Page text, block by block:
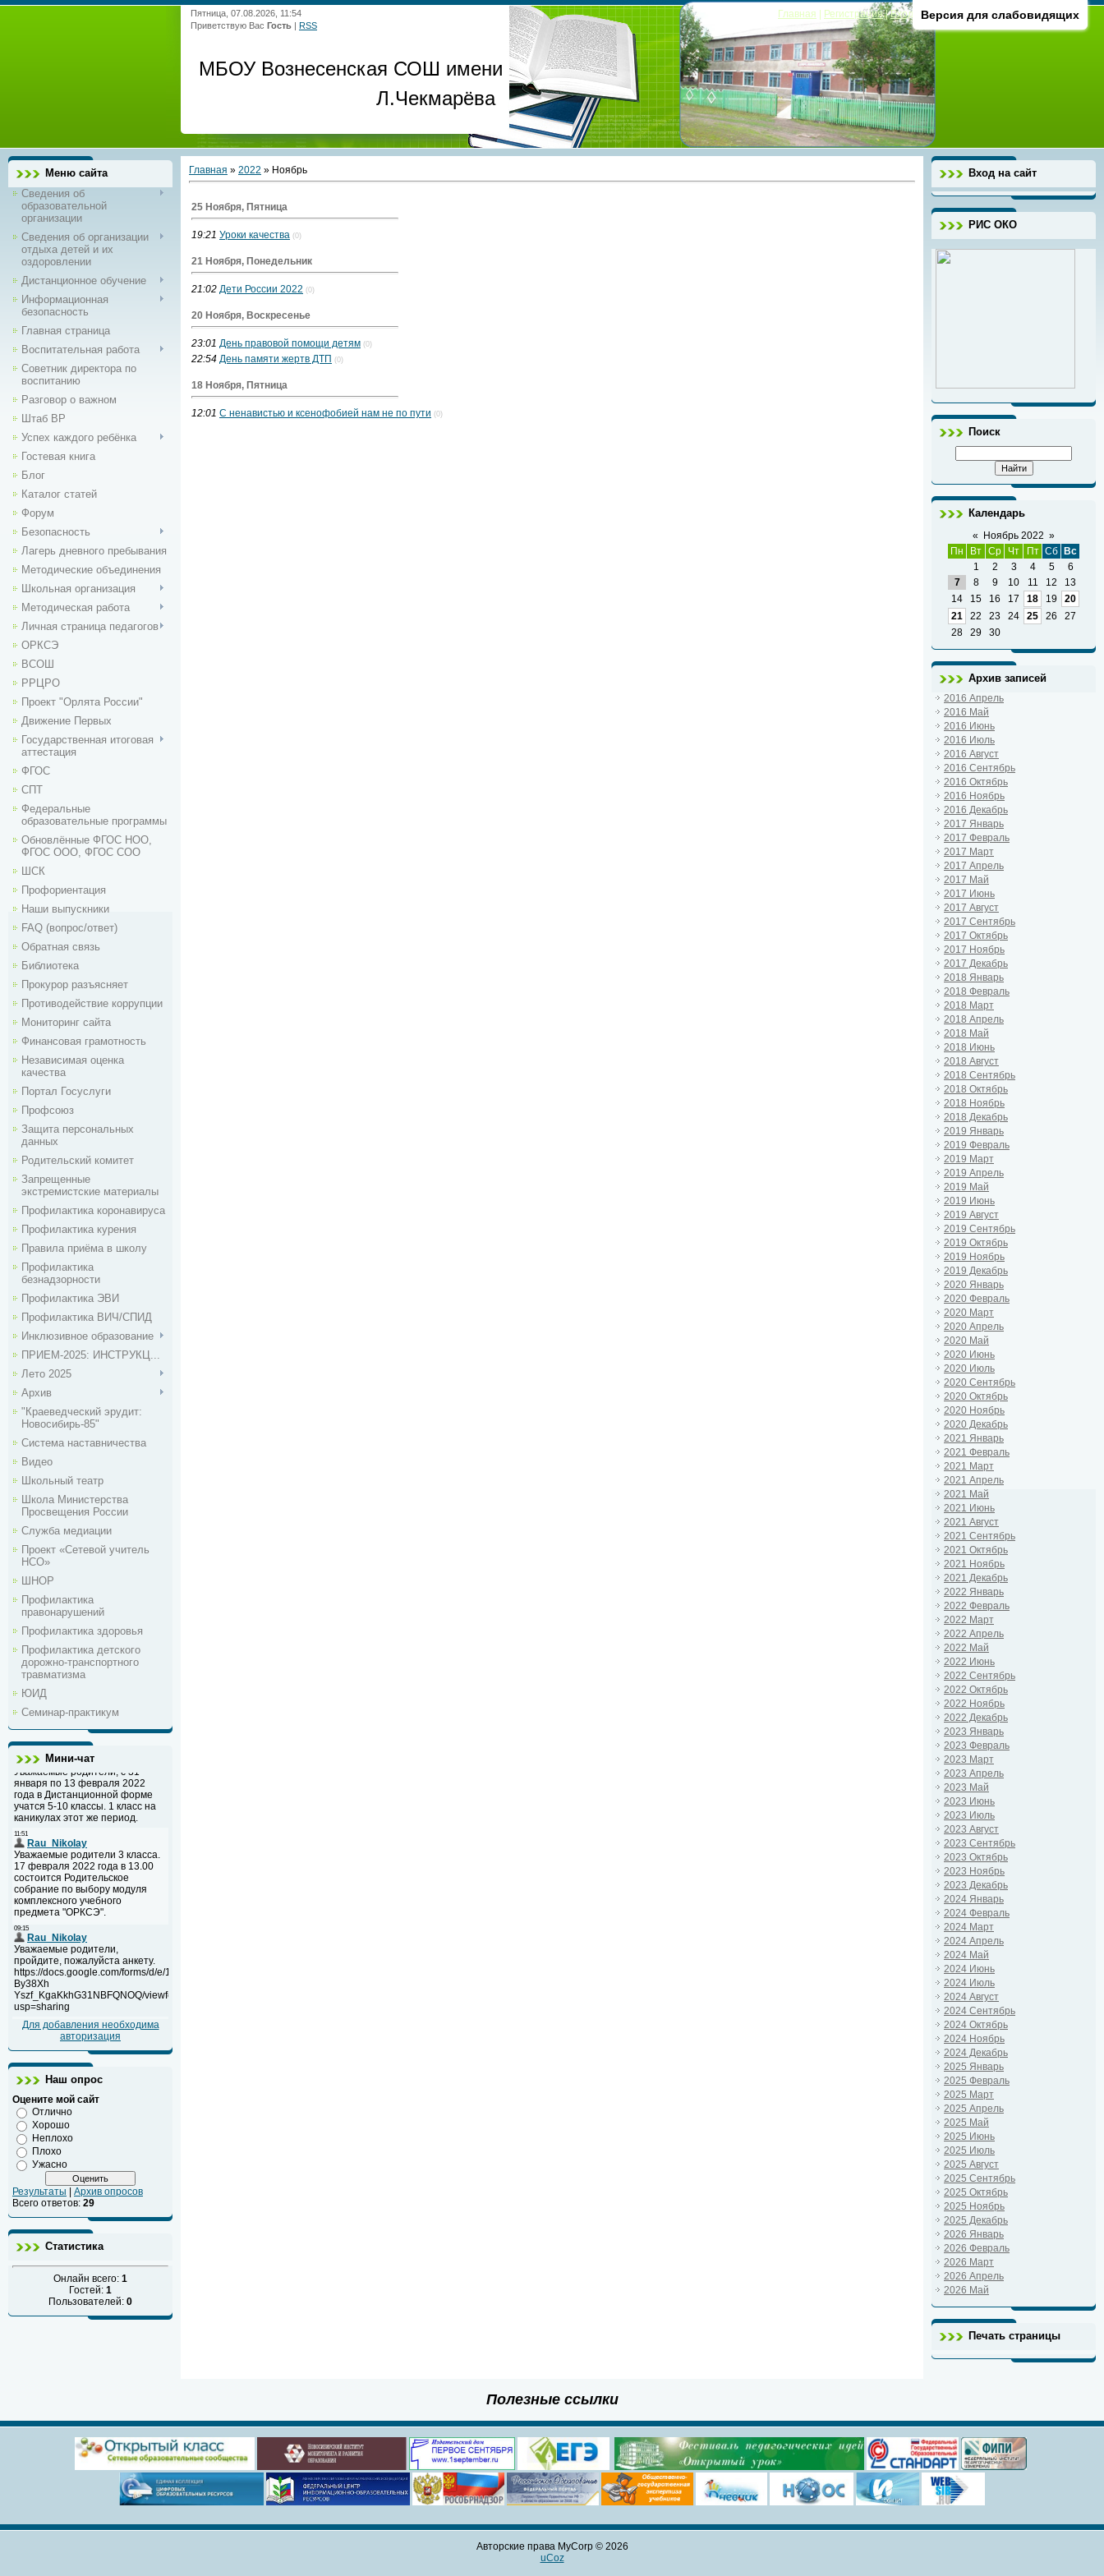
Версия для слабовидящих
Пятница, 07.08.2026, 11:54
Приветствую Вас Гость | RSS
МБОУ Вознесенская СОШ имени
Л.Чекмарёва
Главная Регистрация|Вход
Меню сайта
Сведения об
образовательной
организации
Сведения об организации
отдыха детей и их
оздоровлении
Дистанционное обучение
Информационная
безопасность
Главная страница
Воспитательная работа
Советник директора по
воспитанию
Разговор о важном
Штаб ВР
Успех каждого ребёнка
Гостевая книга
Блог
Каталог статей
Форум
Безопасность
Лагерь дневного пребывания
Методические объединения
Школьная организация
Методическая работа
Личная страница педагогов
ОРКСЭ
ВСОШ
РРЦРО
Проект "Орлята России"
Движение Первых
Государственная итоговая
аттестация
ФГОС
СПТ
Федеральные
образовательные программы
Обновлённые ФГОС НОО,
ФГОС ООО, ФГОС СОО
ШСК
Профориентация
Наши выпускники
FAQ (вопрос/ответ)
Обратная связь
Библиотека
Прокурор разъясняет
Противодействие коррупции
Мониторинг сайта
Финансовая грамотность
Независимая оценка
качества
Портал Госуслуги
Профсоюз
Защита персональных
данных
Родительский комитет
Запрещенные
экстремистские материалы
Профилактика коронавируса
Профилактика курения
Правила приёма в школу
Профилактика
безнадзорности
Профилактика ЭВИ
Профилактика ВИЧ/СПИД
Инклюзивное образование
ПРИЕМ-2025: ИНСТРУКЦ...
Лето 2025
Архив
"Краеведческий эрудит:
Новосибирь-85"
Система наставничества
Видео
Школьный театр
Школа Министерства
Просвещения России
Служба медиации
Проект «Сетевой учитель
НСО»
ШНОР
Профилактика
правонарушений
Профилактика здоровья
Профилактика детского
дорожно-транспортного
травматизма
ЮИД
Семинар-практикум
Мини-чат
Для добавления необходима
авторизация
Наш опрос
Оцените мой сайт
Отлично
Хорошо
Неплохо
Плохо
Ужасно
Результаты
Архив опросов
Всего ответов: 29
Статистика
Онлайн всего: 1
Гостей: 1
Пользователей: 0
Главная » 2022 » Ноябрь
25 Ноября, Пятница
19:21 Уроки качества (0)
21 Ноября, Понедельник
21:02 Дети России 2022 (0)
20 Ноября, Воскресенье
23:01 День правовой помощи детям (0)
22:54 День памяти жертв ДТП (0)
18 Ноября, Пятница
12:01 С ненавистью и ксенофобией нам не по пути (0)
Вход на сайт
РИС ОКО
Поиск
Календарь
« Ноябрь 2022 »
Пн
Вт Ср Чт Пт Сб
Вс
1
2 3 4 5
6
7
8 9 10 11 12
13
14
15 16 17 18 19
20
21
22 23 24 25 26
27
28
29 30
Архив записей
2016 Апрель
2016 Май
2016 Июнь
2016 Июль
2016 Август
2016 Сентябрь
2016 Октябрь
2016 Ноябрь
2016 Декабрь
2017 Январь
2017 Февраль
2017 Март
2017 Апрель
2017 Май
2017 Июнь
2017 Август
2017 Сентябрь
2017 Октябрь
2017 Ноябрь
2017 Декабрь
2018 Январь
2018 Февраль
2018 Март
2018 Апрель
2018 Май
2018 Июнь
2018 Август
2018 Сентябрь
2018 Октябрь
2018 Ноябрь
2018 Декабрь
2019 Январь
2019 Февраль
2019 Март
2019 Апрель
2019 Май
2019 Июнь
2019 Август
2019 Сентябрь
2019 Октябрь
2019 Ноябрь
2019 Декабрь
2020 Январь
2020 Февраль
2020 Март
2020 Апрель
2020 Май
2020 Июнь
2020 Июль
2020 Сентябрь
2020 Октябрь
2020 Ноябрь
2020 Декабрь
2021 Январь
2021 Февраль
2021 Март
2021 Апрель
2021 Май
2021 Июнь
2021 Август
2021 Сентябрь
2021 Октябрь
2021 Ноябрь
2021 Декабрь
2022 Январь
2022 Февраль
2022 Март
2022 Апрель
2022 Май
2022 Июнь
2022 Сентябрь
2022 Октябрь
2022 Ноябрь
2022 Декабрь
2023 Январь
2023 Февраль
2023 Март
2023 Апрель
2023 Май
2023 Июнь
2023 Июль
2023 Август
2023 Сентябрь
2023 Октябрь
2023 Ноябрь
2023 Декабрь
2024 Январь
2024 Февраль
2024 Март
2024 Апрель
2024 Май
2024 Июнь
2024 Июль
2024 Август
2024 Сентябрь
2024 Октябрь
2024 Ноябрь
2024 Декабрь
2025 Январь
2025 Февраль
2025 Март
2025 Апрель
2025 Май
2025 Июнь
2025 Июль
2025 Август
2025 Сентябрь
2025 Октябрь
2025 Ноябрь
2025 Декабрь
2026 Январь
2026 Февраль
2026 Март
2026 Апрель
2026 Май
Печать страницы
Полезные ссылки
Авторские права MyCorp © 2026
uCoz